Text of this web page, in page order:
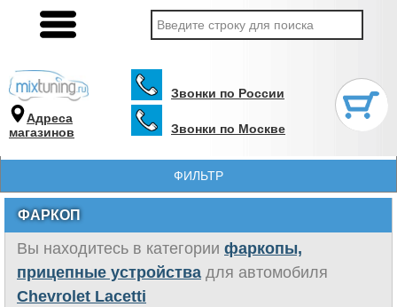
Адреса
магазинов
Звонки по России
Звонки по Москве
ФИЛЬТР
ФАРКОП
Вы находитесь в категории фаркопы,
прицепные устройства для автомобиля
Chevrolet Lacetti